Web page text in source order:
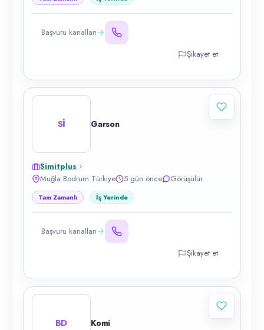
Başvuru kanalları
Şikayet et
Sİ Garson
Simitplus
Muğla Bodrum Türkiye
5 gün önce Görüşülür
Tam Zamanlı İş Yerinde
Başvuru kanalları
Şikayet et
BD Komi